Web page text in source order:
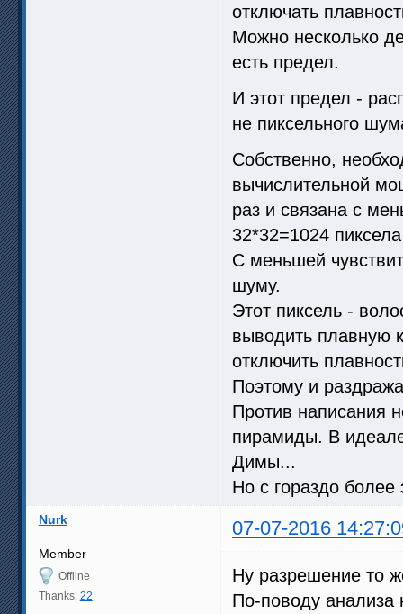
отключать
Можно несколько
есть предел.
И этот предел -
не пиксельного
Собственно,
вычислительной
раз и связана с
32*32=1024
С меньшей
шуму.
Этот пиксель -
выводить плавную
отключить
Поэтому и
Против написания
пирамиды. В
Димы...
Но с гораздо
Nurk 07-07-2016
Member
Offline
Thanks: 22
Ну разрешение то
По-поводу анализа